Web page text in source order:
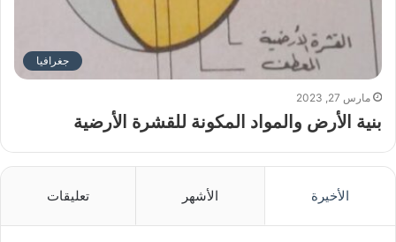
جغرافيا
مارس 27, 2023
بنية الأرض والمواد المكونة للقشرة الأرضية
الأخيرة الأشهر تعليقات